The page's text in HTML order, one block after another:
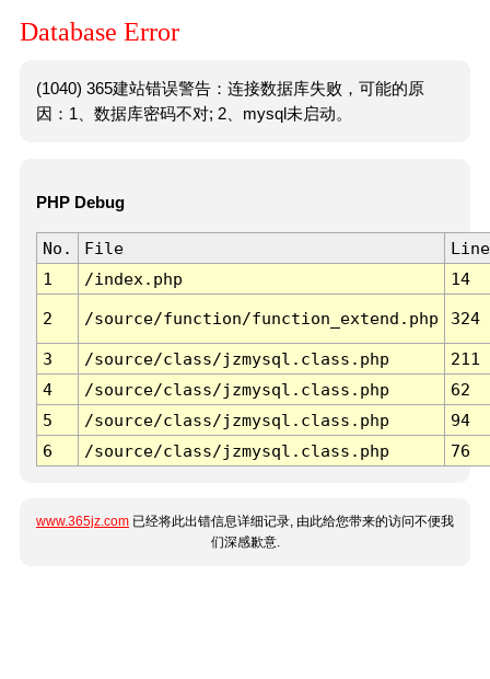
Database Error
(1040) 365建站错误警告：连接数据库失败，可能的原
因：1、数据库密码不对; 2、mysql未启动。
PHP Debug
No. File
Line
1
/index.php 14
2 /source/function/function_extend.php 324
3 /source/class/jzmysql.class.php
211
4
/source/class/jzmysql.class.php
62
5
/source/class/jzmysql.class.php
94
6
/source/class/jzmysql.class.php 76
www.365jz.com 已经将此出错信息详细记录, 由此给您带来的访问不便我
们深感歉意.